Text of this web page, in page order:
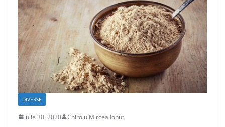
DIVERSE
iulie 30, 2020 Chiroiu Mircea Ionut